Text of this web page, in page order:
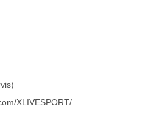
XLIVESPORT/